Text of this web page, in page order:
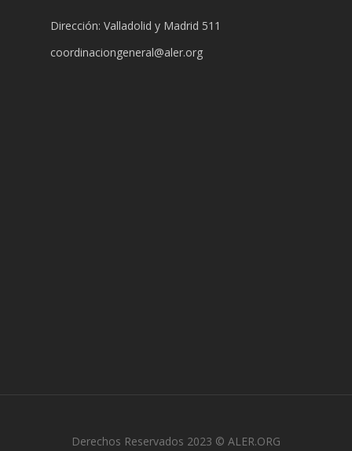
Dirección: Valladolid y Madrid 511
coordinaciongeneral@aler.org
Derechos Reservados 2023 © ALER.ORG